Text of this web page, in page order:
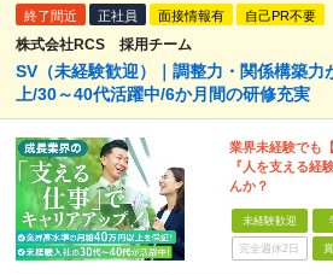
終了間近 正社員 面接情報有 自己PR不要
株式会社RCS 採用チーム
SV（未経験歓迎）｜調整力・関係構築力
上/30～40代活躍中/6か月間の研修充実
業界未経験でも
『人を支える経
んか？
未経験歓迎
完全週休2日